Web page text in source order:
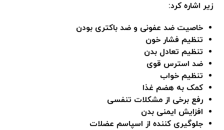
زیر اشاره کرد:
خاصیت ضد عفونی و ضد باکتری بودن
تنظیم فشار خون
تنظیم تعادل بدن
ضد استرس قوی
تنظیم خواب
کمک به هضم غذا
رفع برخی از مشکلات تنفسی
افزایش ایمنی بدن
جلوگیری کننده از اسپاسم عضلات